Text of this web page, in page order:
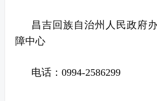
昌吉回族自治州人民政府
障中心
电话： 0994-2586299